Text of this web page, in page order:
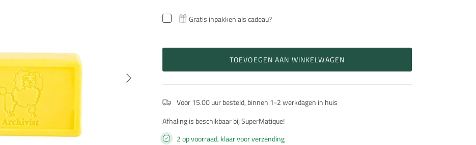
Volgende
Gratis inpakken als cadeau?
TOEVOEGEN AAN WINKELWAGEN
Voor 15.00 uur besteld, binnen 1-2 werkdagen in huis
Afhaling is beschikbaar bij SuperMatique!
2 op voorraad, klaar voor verzending